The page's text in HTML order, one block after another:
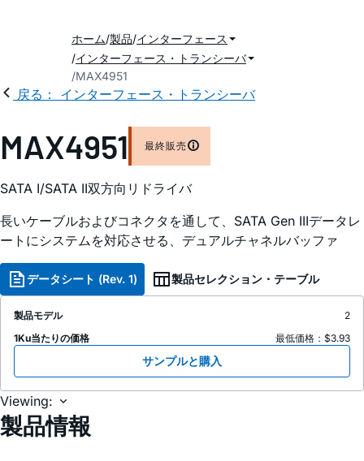
ホーム 製品 インターフェース
インターフェース・トランシーバ
MAX4951
戻る： インターフェース・トランシーバ
MAX4951 最終販売
SATA I/SATA II双方向リドライバ
長いケーブルおよびコネクタを通して、SATA Gen IIIデータレ
ートにシステムを対応させる、デュアルチャネルバッファ
データシート (Rev. 1) 製品セレクション・テーブル
製品モデル
2
1Ku当たりの価格
最低価格：$3.93
サンプルと購入
Viewing:
製品情報